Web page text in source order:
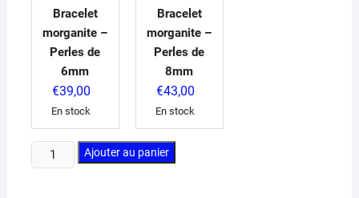
Bracelet
morganite –
Perles de
6mm
€39,00
En stock
Bracelet
morganite –
Perles de
8mm
€43,00
En stock
quantité
de
Ajouter au panier